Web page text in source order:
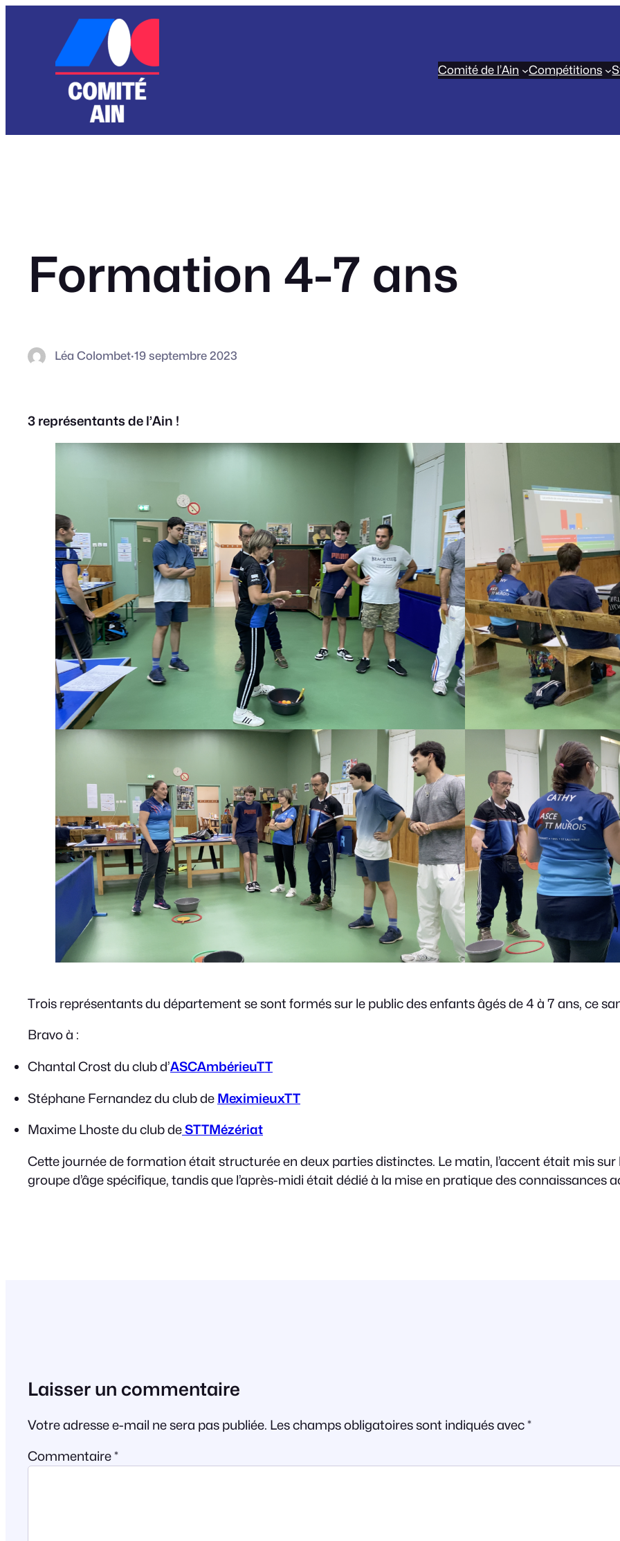
Comité de l’Ain Compétitions
Formation 4-7 ans
Léa Colombet·19 septembre 2023
3 représentants de l’Ain !
Trois représentants du département se sont formés sur le public des enfants âgés de 4 à 7 ans, ce
Bravo à :
Chantal Crost du club d’ASCAmbérieuTT
Stéphane Fernandez du club de MeximieuxTT
Maxime Lhoste du club deSTTMézériat
Cette journée de formation était structurée en deux parties distinctes. Le matin, l’accent était mis
groupe d’âge spécifique, tandis que l’après-midi était dédié à la mise en pratique des connaissances
Laisser un commentaire
Votre adresse e-mail ne sera pas publiée. Les champs obligatoires sont indiqués avec*
Commentaire*